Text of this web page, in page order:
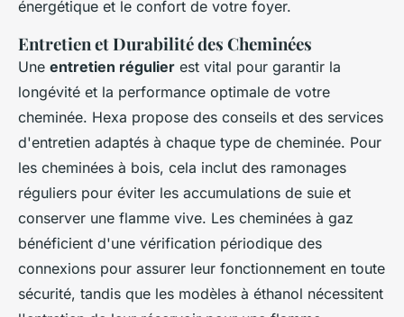
énergétique et le confort de votre foyer.
Entretien et Durabilité des Cheminées
Une entretien régulier est vital pour garantir la
longévité et la performance optimale de votre
cheminée. Hexa propose des conseils et des services
d'entretien adaptés à chaque type de cheminée. Pour
les cheminées à bois, cela inclut des ramonages
réguliers pour éviter les accumulations de suie et
conserver une flamme vive. Les cheminées à gaz
bénéficient d'une vérification périodique des
connexions pour assurer leur fonctionnement en toute
sécurité, tandis que les modèles à éthanol nécessitent